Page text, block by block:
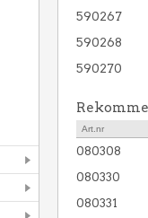
590267
590268
590270
Art.nr
080308
080330
080331